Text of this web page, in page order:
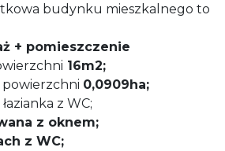
budynku mieszkalnego to
+ pomieszczenie
16m2;
powierzchni 0,0909ha;
z WC;
z oknem;
z WC;